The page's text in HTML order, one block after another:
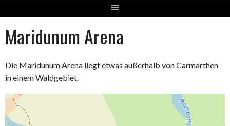
Maridunum Arena
Die Maridunum Arena liegt etwas außerhalb von Carmarthen
in einem Waldgebiet.